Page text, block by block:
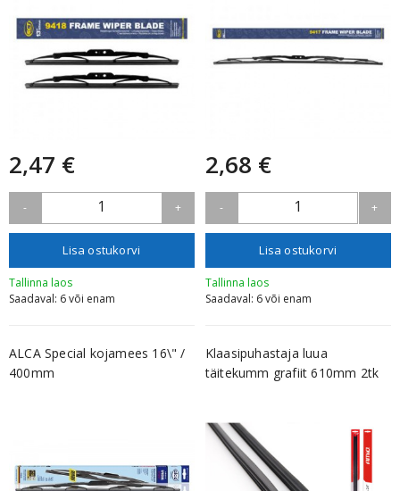
2,47 €
- 1 +
Lisa ostukorvi
Tallinna laos
Saadaval: 6 või enam
2,68 €
- 1 +
Lisa ostukorvi
Tallinna laos
Saadaval: 6 või enam
ALCA Special kojamees 16\" /
400mm
Klaasipuhastaja luua
täitekumm grafiit 610mm 2tk